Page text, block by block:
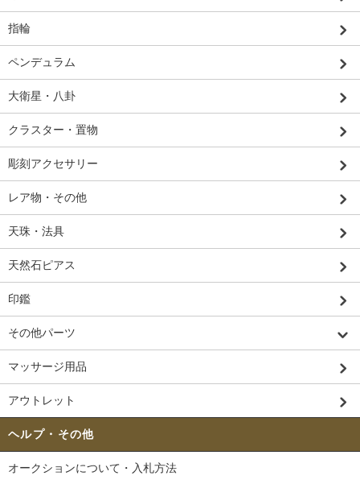
指輪
ペンデュラム
大衛星・八卦
クラスター・置物
彫刻アクセサリー
レア物・その他
天珠・法具
天然石ピアス
印鑑
その他パーツ
マッサージ用品
アウトレット
ヘルプ・その他
オークションについて・入札方法